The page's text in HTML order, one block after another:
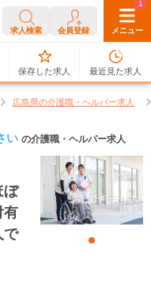
求人検索 会員登録 メニュー
0
保存した求人
1
最近見た求人
広島県の介護職・ヘルパー求人
い の介護職・ヘルパー求人
ぼ
有
で